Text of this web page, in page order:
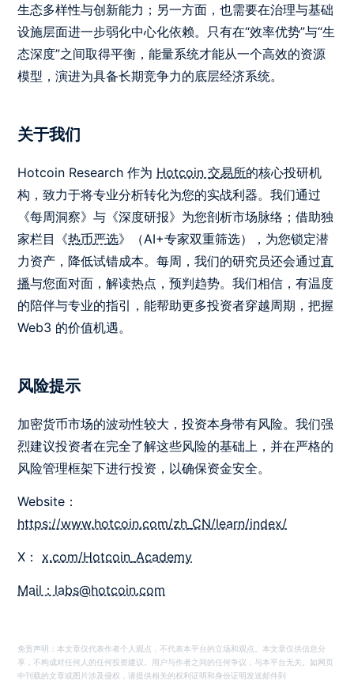
生态多样性与创新能力；另一方面，也需要在治理与基础
设施层面进一步弱化中心化依赖。只有在“效率优势”与“生
态深度”之间取得平衡，能量系统才能从一个高效的资源
模型，演进为具备长期竞争力的底层经济系统。
关于我们
Hotcoin Research 作为 Hotcoin 交易所的核心投研机
构，致力于将专业分析转化为您的实战利器。我们通过
《每周洞察》与《深度研报》为您剖析市场脉络；借助独
家栏目《热币严选》（AI+专家双重筛选），为您锁定潜
力资产，降低试错成本。每周，我们的研究员还会通过直
播与您面对面，解读热点，预判趋势。我们相信，有温度
的陪伴与专业的指引，能帮助更多投资者穿越周期，把握
Web3 的价值机遇。
风险提示
加密货币市场的波动性较大，投资本身带有风险。我们强
烈建议投资者在完全了解这些风险的基础上，并在严格的
风险管理框架下进行投资，以确保资金安全。
Website：
https://www.hotcoin.com/zh_CN/learn/index/
X： x.com/Hotcoin_Academy
Mail：labs@hotcoin.com
免责声明：本文章仅代表作者个人观点，不代表本平台的立场和观点。本文章仅供信息分
享，不构成对任何人的任何投资建议。用户与作者之间的任何争议，与本平台无关。如网页
中刊载的文章或图片涉及侵权，请提供相关的权利证明和身份证明发送邮件到